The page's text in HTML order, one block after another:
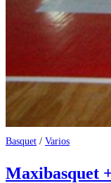
Basquet / Varios
Maxibasquet